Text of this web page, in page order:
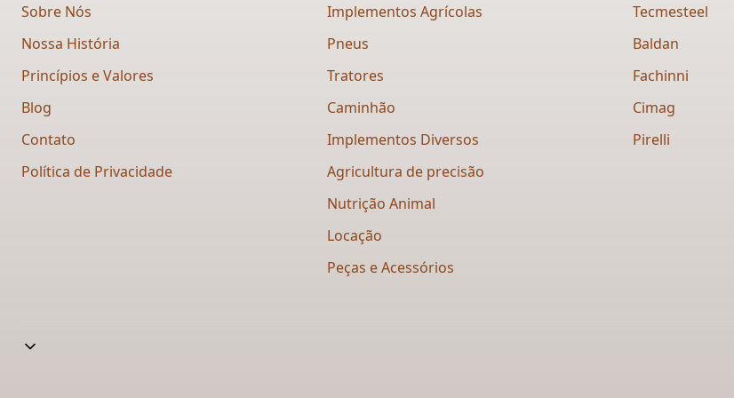
Sobre Nós
Nossa História
Princípios e Valores
Blog
Contato
Política de Privacidade
Implementos Agrícolas
Pneus
Tratores
Caminhão
Implementos Diversos
Agricultura de precisão
Nutrição Animal
Locação
Peças e Acessórios
Tecmesteel
Baldan
Fachinni
Cimag
Pirelli